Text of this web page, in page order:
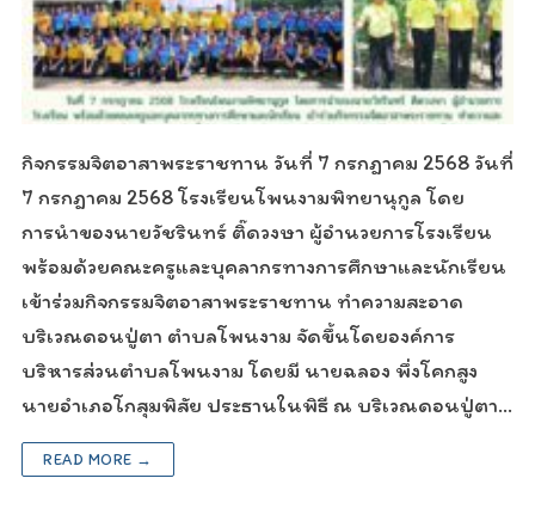
กิจกรรมจิตอาสาพระราชทาน วันที่ 7 กรกฎาคม 2568 วันที่
7 กรกฎาคม 2568 โรงเรียนโพนงามพิทยานุกูล โดย
การนำของนายวัชรินทร์ ติ๊ดวงษา ผู้อำนวยการโรงเรียน
พร้อมด้วยคณะครูและบุคลากรทางการศึกษาและนักเรียน
เข้าร่วมกิจกรรมจิตอาสาพระราชทาน ทำความสะอาด
บริเวณดอนปู่ตา ตำบลโพนงาม จัดขึ้นโดยองค์การ
บริหารส่วนตำบลโพนงาม โดยมี นายฉลอง พึ่งโคกสูง
นายอำเภอโกสุมพิสัย ประธานในพิธี ณ บริเวณดอนปู่ตา…
READ MORE →